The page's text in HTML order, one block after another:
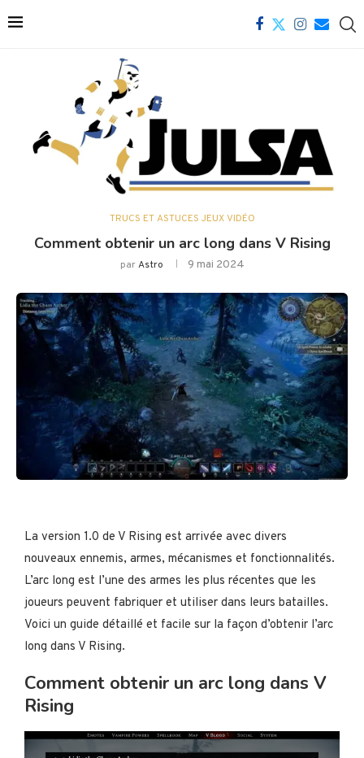
TRUCS ET ASTUCES JEUX VIDÉO
Comment obtenir un arc long dans V Rising
parAstro 9 mai 2024
La version 1.0 de V Rising est arrivée avec divers
nouveaux ennemis, armes, mécanismes et fonctionnalités.
L’arc long est l’une des armes les plus récentes que les
joueurs peuvent fabriquer et utiliser dans leurs batailles.
Voici un guide détaillé et facile sur la façon d’obtenir l’arc
long dans V Rising.
Comment obtenir un arc long dans V
Rising